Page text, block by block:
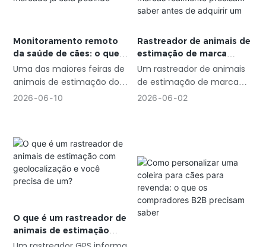
uma projeção de US$ 1,4
crescimento anual
composta de 7,3%.
em sua margem de lucro e
Monitoramento remoto
da saúde de cães: o que o
mercado já está pedindo
Uma das maiores feiras de
animais de estimação do
mundo dedicou
área da saúde, sinalizando
que a tecnologia está
crescendo mais rápido do
que o esperado.
2026 06 10
Rastreador de animais de
estimação de marca
branca: o que os
proprietários de marcas
realmente precisam saber
antes de adquirir um
Um rastreador de animais
de estimação de marca
branca é um dispositivo de
sob sua própria marca.
2026 06 02
O que é um rastreador de
animais de estimação
com geolocalização e